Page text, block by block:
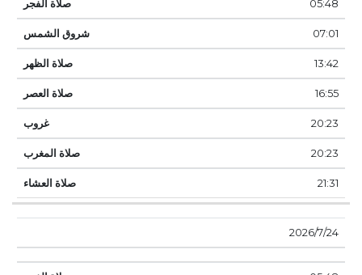
05:48
07:01
13:42
16:55
20:23
20:23
21:31
24‏‏/7‏‏/2026